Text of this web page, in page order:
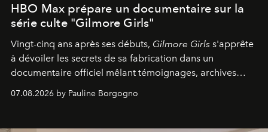
HBO Max prépare un documentaire sur la
série culte "Gilmore Girls"
Vingt-cinq ans après ses débuts, Gilmore Girls s'apprête
à dévoiler les secrets de sa fabrication dans un
documentaire officiel mêlant témoignages, archives
inédites et plongée dans les coulisses d'un phénomène
générationnel.
07.08.2026 by Pauline Borgogno